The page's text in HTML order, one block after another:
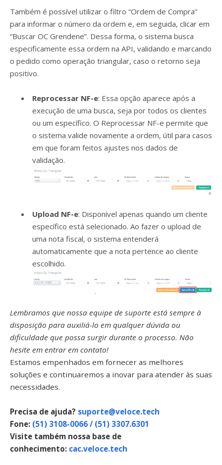
Também é possível utilizar o filtro “Ordem de Compra”
para informar o número da ordem e, em seguida, clicar em
“Buscar OC Grendene”. Dessa forma, o sistema busca
especificamente essa ordem na API, validando e marcando
o pedido como operação triangular, caso o retorno seja
positivo.
Reprocessar NF-e: Essa opção aparece após a
execução de uma busca, seja por todos os clientes
ou um específico. O Reprocessar NF-e permite que
o sistema valide novamente a ordem, útil para casos
em que foram feitos ajustes nos dados de
validação.
Upload NF-e: Disponível apenas quando um cliente
específico está selecionado. Ao fazer o upload de
uma nota fiscal, o sistema entenderá
automaticamente que a nota pertence ao cliente
escolhido.
Lembramos que nossa equipe de suporte está sempre à
disposição para auxiliá-lo em qualquer dúvida ou
dificuldade que possa surgir durante o processo. Não
hesite em entrar em contato!
Estamos empenhados em fornecer as melhores
soluções e continuaremos a inovar para atender às suas
necessidades.
Precisa de ajuda? suporte@veloce.tech
Fone: (51) 3108-0066 / (51) 3307.6301
Visite também nossa base de
conhecimento: cac.veloce.tech